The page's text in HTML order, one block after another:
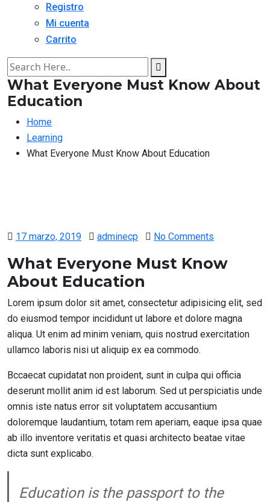
Registro
Mi cuenta
Carrito
What Everyone Must Know About
Education
Home
Learning
What Everyone Must Know About Education
Posted
17 marzo, 2019 adminecp No Comments
What Everyone Must Know
About Education
Lorem ipsum dolor sit amet, consectetur adipisicing elit, sed
do eiusmod tempor incididunt ut labore et dolore magna
aliqua. Ut enim ad minim veniam, quis nostrud exercitation
ullamco laboris nisi ut aliquip ex ea commodo.
Bccaecat cupidatat non proident, sunt in culpa qui officia
deserunt mollit anim id est laborum. Sed ut perspiciatis unde
omnis iste natus error sit voluptatem accusantium
doloremque laudantium, totam rem aperiam, eaque ipsa quae
ab illo inventore veritatis et quasi architecto beatae vitae
dicta sunt explicabo.
Education is the passport to the